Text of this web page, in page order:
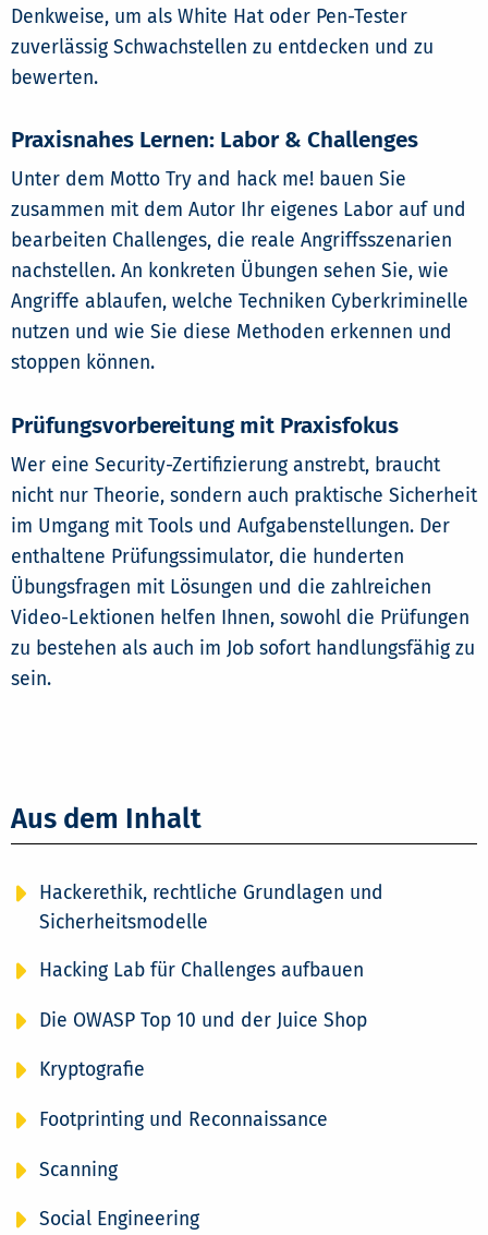
Denkweise, um als White Hat oder Pen-Tester
zuverlässig Schwachstellen zu entdecken und zu
bewerten.
Praxisnahes Lernen: Labor & Challenges
Unter dem Motto Try and hack me! bauen Sie
zusammen mit dem Autor Ihr eigenes Labor auf und
bearbeiten Challenges, die reale Angriffsszenarien
nachstellen. An konkreten Übungen sehen Sie, wie
Angriffe ablaufen, welche Techniken Cyberkriminelle
nutzen und wie Sie diese Methoden erkennen und
stoppen können.
Prüfungsvorbereitung mit Praxisfokus
Wer eine Security-Zertifizierung anstrebt, braucht
nicht nur Theorie, sondern auch praktische Sicherheit
im Umgang mit Tools und Aufgabenstellungen. Der
enthaltene Prüfungssimulator, die hunderten
Übungsfragen mit Lösungen und die zahlreichen
Video-Lektionen helfen Ihnen, sowohl die Prüfungen
zu bestehen als auch im Job sofort handlungsfähig zu
sein.
Aus dem Inhalt
Hackerethik, rechtliche Grundlagen und
Sicherheitsmodelle
Hacking Lab für Challenges aufbauen
Die OWASP Top 10 und der Juice Shop
Kryptografie
Footprinting und Reconnaissance
Scanning
Social Engineering